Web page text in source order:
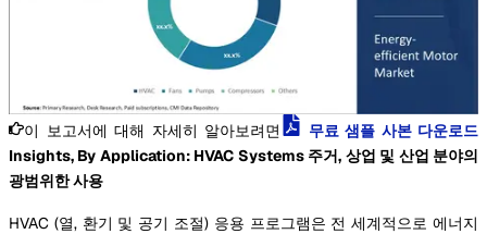
이 보고서에 대해 자세히 알아보려면
무료 샘플 사본 다운로드
Insights, By Application: HVAC Systems 주거, 상업 및 산업 분야의
광범위한 사용
HVAC (열, 환기 및 공기 조절) 응용 프로그램은 전 세계적으로 에너지